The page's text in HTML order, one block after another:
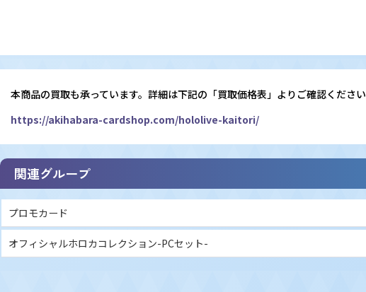
本商品の買取も承っています。詳細は下記の「買取価格表」よりご確認ください
https://akihabara-cardshop.com/hololive-kaitori/
関連グループ
プロモカード
オフィシャルホロカコレクション-PCセット-